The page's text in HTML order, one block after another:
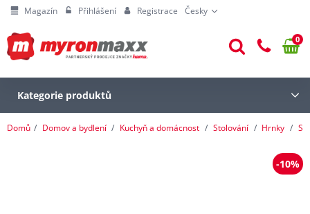
Magazín Přihlášení Registrace Česky
0
Kategorie produktů
Domů Domov a bydlení Kuchyň a domácnost Stolování Hrnky
-10%